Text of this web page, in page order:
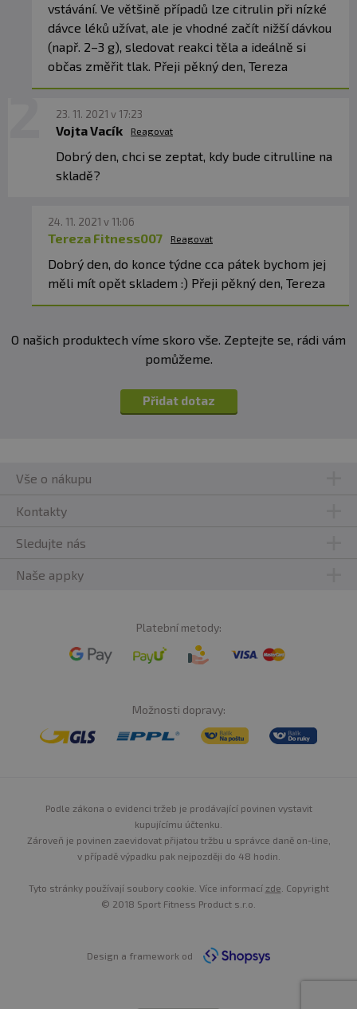
vstávání. Ve většině případů lze citrulin při nízké
dávce léků užívat, ale je vhodné začít nižší dávkou
(např. 2–3 g), sledovat reakci těla a ideálně si
občas změřit tlak. Přeji pěkný den, Tereza
23. 11. 2021 v 17:23
Vojta Vacík Reagovat
Dobrý den, chci se zeptat, kdy bude citrulline na
skladě?
24. 11. 2021 v 11:06
Tereza Fitness007 Reagovat
Dobrý den, do konce týdne cca pátek bychom jej
měli mít opět skladem :) Přeji pěkný den, Tereza
O našich produktech víme skoro vše. Zeptejte se, rádi vám
pomůžeme.
Přidat dotaz
Vše o nákupu
Kontakty
Sledujte nás
Naše appky
Platební metody:
Možnosti dopravy:
Podle zákona o evidenci tržeb je prodávající povinen vystavit
kupujícímu účtenku.
Zároveň je povinen zaevidovat přijatou tržbu u správce daně on-line,
v případě výpadku pak nejpozději do 48 hodin.
Tyto stránky používají soubory cookie. Více informací zde . Copyright
© 2018 Sport Fitness Product s.r.o.
Design a framework od